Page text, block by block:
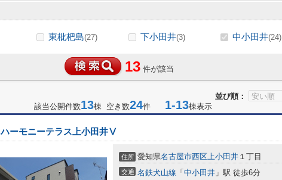
東枇杷島(27) 下小田井(3) 中小田井(24)
13 件が該当
並び順：
該当公開件数13棟 空き数24件 1-13棟表示
ハーモニーテラス上小田井Ⅴ
住所 愛知県名古屋市西区上小田井 １丁目
交通 名鉄犬山線 「 中小田井 」駅 徒歩6分